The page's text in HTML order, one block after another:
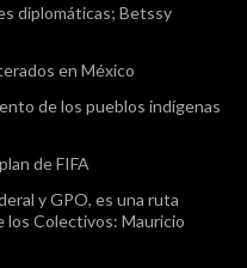
diplomáticas; Betssy
en México
de los pueblos indígenas
de FIFA
y GPO, es una ruta
los Colectivos: Mauricio